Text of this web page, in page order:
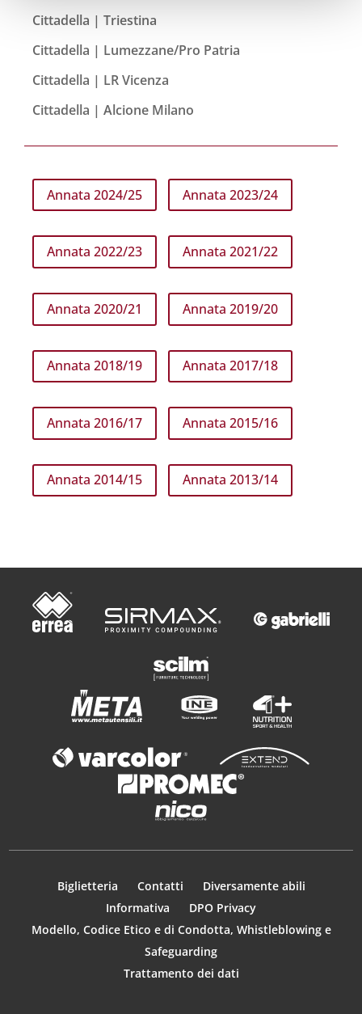
Cittadella | Triestina
Cittadella | Lumezzane/Pro Patria
Cittadella | LR Vicenza
Cittadella | Alcione Milano
Annata 2024/25 Annata 2023/24
Annata 2022/23 Annata 2021/22
Annata 2020/21 Annata 2019/20
Annata 2018/19 Annata 2017/18
Annata 2016/17 Annata 2015/16
Annata 2014/15 Annata 2013/14
Biglietteria Contatti
Diversamente abili
Informativa
DPO Privacy
Modello, Codice Etico e di Condotta, Whistleblowing e
Safeguarding
Trattamento dei dati